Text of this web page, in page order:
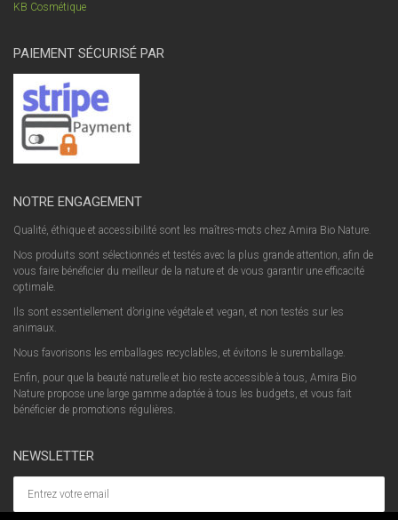
KB Cosmétique
PAIEMENT SÉCURISÉ PAR
NOTRE ENGAGEMENT
Qualité, éthique et accessibilité sont les maîtres-mots chez Amira Bio Nature.
Nos produits sont sélectionnés et testés avec la plus grande attention, afin de
vous faire bénéficier du meilleur de la nature et de vous garantir une efficacité
optimale.
Ils sont essentiellement d’origine végétale et vegan, et non testés sur les
animaux.
Nous favorisons les emballages recyclables, et évitons le suremballage.
Enfin, pour que la beauté naturelle et bio reste accessible à tous, Amira Bio
Nature propose une large gamme adaptée à tous les budgets, et vous fait
bénéficier de promotions régulières.
NEWSLETTER